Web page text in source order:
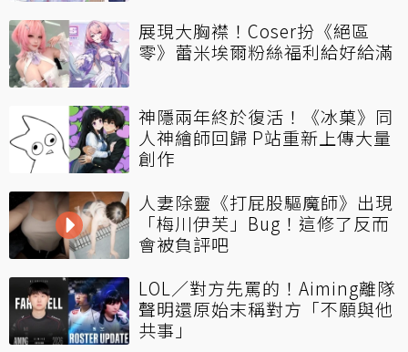
展現大胸襟！Coser扮《絕區
零》蕾米埃爾粉絲福利給好給滿
神隱兩年終於復活！《冰菓》同
人神繪師回歸 P站重新上傳大量
創作
人妻除靈《打屁股驅魔師》出現
「梅川伊芙」Bug！這修了反而
會被負評吧
LOL／對方先罵的！Aiming離隊
聲明還原始末稱對方「不願與他
共事」